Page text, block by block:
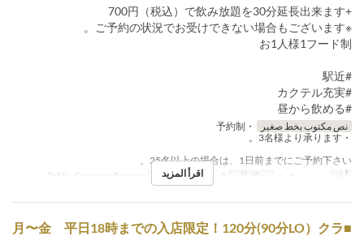
+700円（税込）で飲み放題を30分延長出来ます
※ご予約の状況でお受けできない場合もございます。
お1人様1フード制
#駅近
#カクテル充実
#昼から飲める
نص مكتوب بخط صغير
・予約制
・3名様より承ります。
25名以上の場合は、1日前までにご予約下さい。
أيام
حد الطلب فئة المقعد
اقرأ المزيد
■月〜金 平日18時までの入店限定！120分(90分LO）クラ